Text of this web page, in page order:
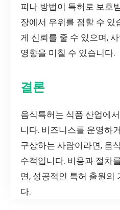
피나 방법이 특허로 보호
장에서 우위를 점할 수 있
게 신뢰를 줄 수 있으며,
영향을 미칠 수 있습니다.
결론
음식특허는 식품 산업에
니다. 비즈니스를 운영하
구상하는 사람이라면, 음
수적입니다. 비용과 절차
면, 성공적인 특허 출원의
다.